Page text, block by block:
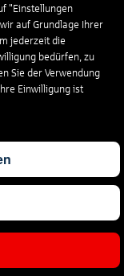
ab
ab 311
ab 289€
ab 735€
"Einstellungen
auf Grundlage Ihrer
jederzeit die
bedürfen, zu
Sie der Verwendung
Einwilligung ist